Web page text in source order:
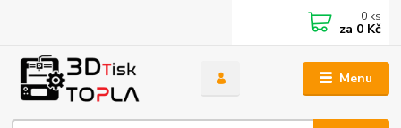
Menu
0 ks
za 0 Kč